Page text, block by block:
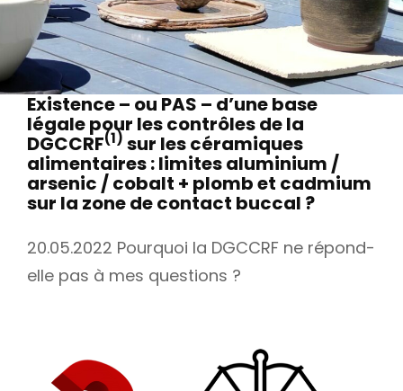
on
Existence – ou PAS – d’une base
légale pour les contrôles de la
DGCCRF(1) sur les céramiques
alimentaires : limites aluminium /
arsenic / cobalt + plomb et cadmium
sur la zone de contact buccal ?
20.05.2022 Pourquoi la DGCCRF ne répond-
elle pas à mes questions ?